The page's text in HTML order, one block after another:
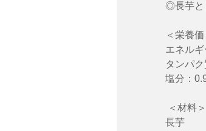
◎長芋と
＜栄養価
エネルギ
タンパ
塩分：
＜材料
長芋　